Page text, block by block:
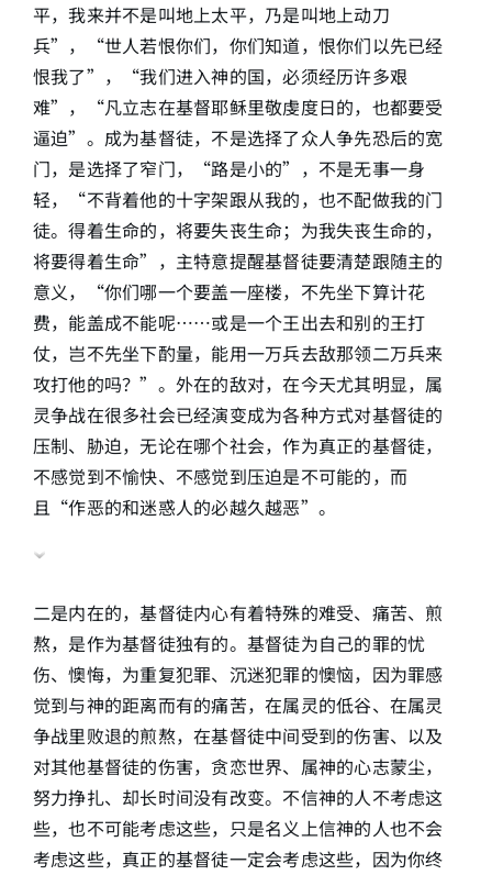
平，我来并不是叫地上太平，乃是叫地上动刀
兵”，“世人若恨你们，你们知道，恨你们以先已经
恨我了”，“我们进入神的国，必须经历许多艰
难”，“凡立志在基督耶稣里敬虔度日的，也都要受
逼迫”。成为基督徒，不是选择了众人争先恐后的宽
门，是选择了窄门，“路是小的”，不是无事一身
轻，“不背着他的十字架跟从我的，也不配做我的门
徒。得着生命的，将要失丧生命；为我失丧生命的，
将要得着生命”，主特意提醒基督徒要清楚跟随主的
意义，“你们哪一个要盖一座楼，不先坐下算计花
费，能盖成不能呢……或是一个王出去和别的王打
仗，岂不先坐下酌量，能用一万兵去敌那领二万兵来
攻打他的吗？”。外在的敌对，在今天尤其明显，属
灵争战在很多社会已经演变成为各种方式对基督徒的
压制、胁迫，无论在哪个社会，作为真正的基督徒，
不感觉到不愉快、不感觉到压迫是不可能的，而
且“作恶的和迷惑人的必越久越恶”。
二是内在的，基督徒内心有着特殊的难受、痛苦、煎
熬，是作为基督徒独有的。基督徒为自己的罪的忧
伤、懊悔，为重复犯罪、沉迷犯罪的懊恼，因为罪感
觉到与神的距离而有的痛苦，在属灵的低谷、在属灵
争战里败退的煎熬，在基督徒中间受到的伤害、以及
对其他基督徒的伤害，贪恋世界、属神的心志蒙尘，
努力挣扎、却长时间没有改变。不信神的人不考虑这
些，也不可能考虑这些，只是名义上信神的人也不会
考虑这些，真正的基督徒一定会考虑这些，因为你终